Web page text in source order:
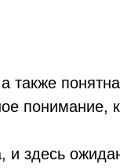
понимание,
здесь